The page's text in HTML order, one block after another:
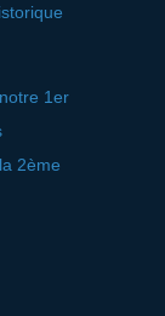
1er
2ème